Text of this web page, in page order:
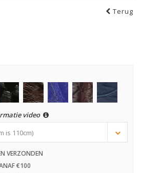
Terug
video
is 110cm)
VERZONDEN
€100